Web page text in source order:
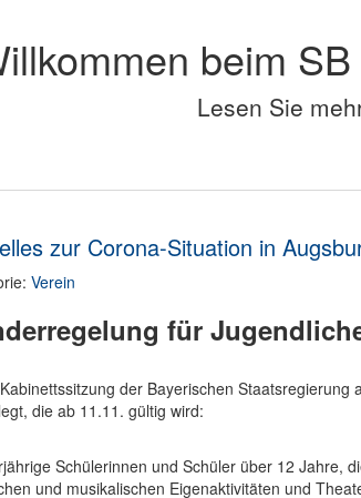
beim
Lesen Sie
zur Corona-Situation in
Verein
für
der Bayerischen
die ab 11.11. gültig wird:
Schülerinnen und Schüler über 12 Jahre,
und musikalischen Eigenaktivitäten und